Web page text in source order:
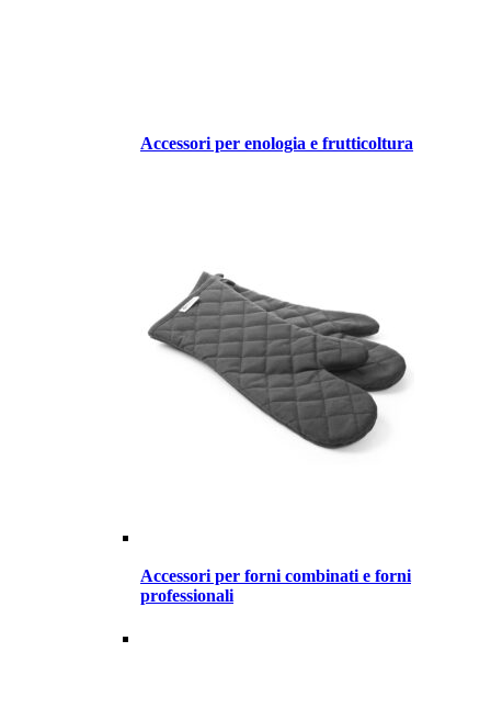
Accessori per enologia e frutticoltura
Accessori per forni combinati e forni
professionali